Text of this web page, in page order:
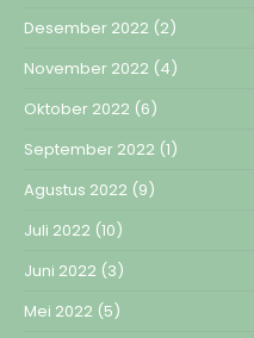
Desember 2022 (2)
November 2022 (4)
Oktober 2022 (6)
September 2022 (1)
Agustus 2022 (9)
Juli 2022 (10)
Juni 2022 (3)
Mei 2022 (5)